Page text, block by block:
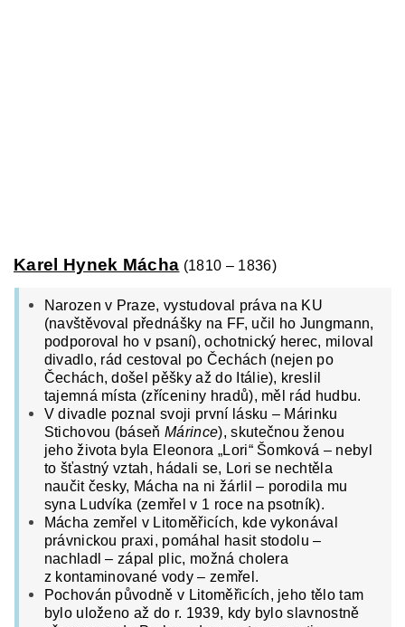
Karel Hynek Mácha (1810 – 1836)
Narozen v Praze, vystudoval práva na KU
(navštěvoval přednášky na FF, učil ho Jungmann,
podporoval ho v psaní), ochotnický herec, miloval
divadlo, rád cestoval po Čechách (nejen po
Čechách, došel pěšky až do Itálie), kreslil
tajemná místa (zříceniny hradů), měl rád hudbu.
V divadle poznal svoji první lásku – Márinku
Stichovou (báseňMárince), skutečnou ženou
jeho života byla Eleonora „Lori“ Šomková – nebyl
to šťastný vztah, hádali se, Lori se nechtěla
naučit česky, Mácha na ni žárlil – porodila mu
syna Ludvíka (zemřel v 1 roce na psotník).
Mácha zemřel v Litoměřicích, kde vykonával
právnickou praxi, pomáhal hasit stodolu –
nachladl – zápal plic, možná cholera
z kontaminované vody – zemřel.
Pochován původně v Litoměřicích, jeho tělo tam
bylo uloženo až do r. 1939, kdy bylo slavnostně